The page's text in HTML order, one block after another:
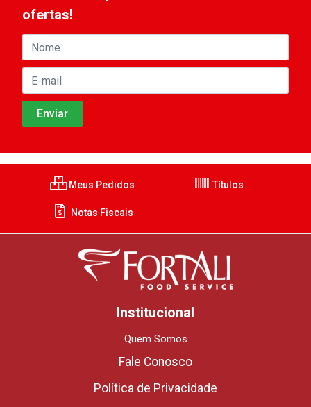
ofertas!
Meus Pedidos Títulos
Notas Fiscais
Institucional
Quem Somos
Fale Conosco
Política de Privacidade